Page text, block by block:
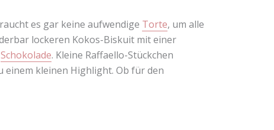
es gar keine aufwendige Torte, um alle
lockeren Kokos-Biskuit mit einer
Schokolade. Kleine Raffaello-Stückchen
einem kleinen Highlight. Ob für den